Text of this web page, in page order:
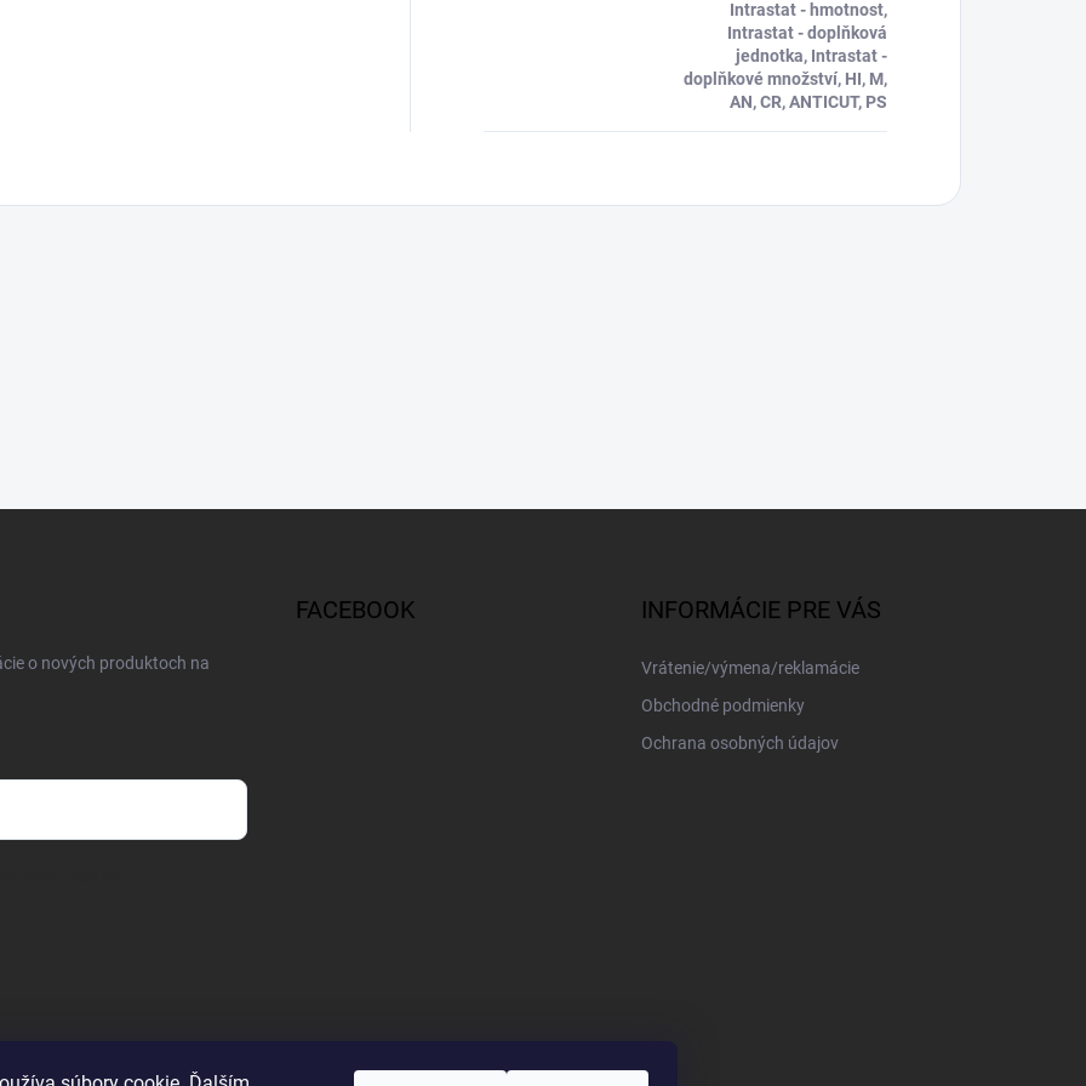
Intrastat - hmotnost,
Intrastat - doplňková
jednotka, Intrastat -
doplňkové množství, HI, M,
AN, CR, ANTICUT, PS
o nových produktoch na
FACEBOOK INFORMÁCIE PRE VÁS
Vrátenie/výmena/reklamácie
Obchodné podmienky
Ochrana osobných údajov